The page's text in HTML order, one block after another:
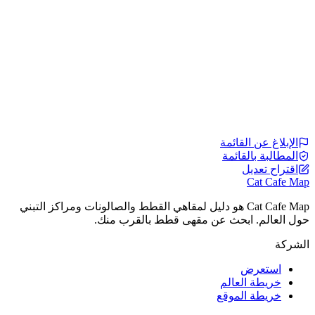
الإبلاغ عن القائمة
المطالبة بالقائمة
اقتراح تعديل
Cat Cafe Map
Cat Cafe Map هو دليل لمقاهي القطط والصالونات ومراكز التبني
حول العالم. ابحث عن مقهى قطط بالقرب منك.
الشركة
استعرض
خريطة العالم
خريطة الموقع